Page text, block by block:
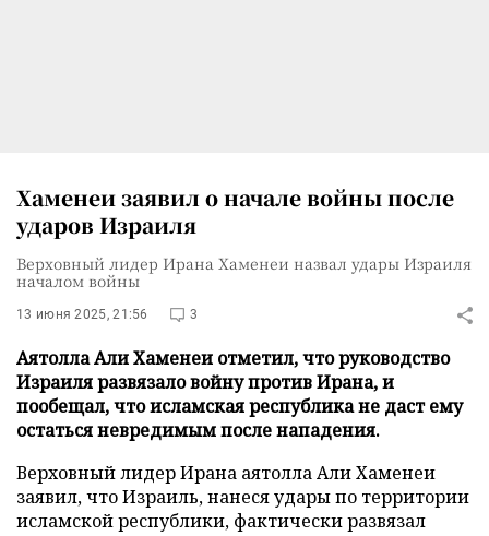
Хаменеи заявил о начале войны после
ударов Израиля
Верховный лидер Ирана Хаменеи назвал удары Израиля
началом войны
13 июня 2025, 21:56 3
Аятолла Али Хаменеи отметил, что руководство
Израиля развязало войну против Ирана, и
пообещал, что исламская республика не даст ему
остаться невредимым после нападения.
Верховный лидер Ирана аятолла Али Хаменеи
заявил, что Израиль, нанеся удары по территории
исламской республики, фактически развязал